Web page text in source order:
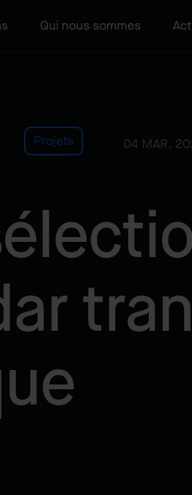
Qui nous sommes
Projets 04 MAR.